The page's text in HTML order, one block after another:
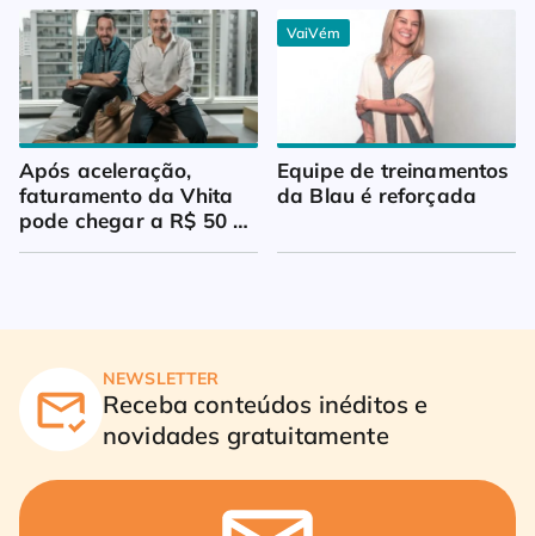
Após aceleração,
faturamento da Vhita
pode chegar a R$ 50
milhões
VaiVém
Equipe de treinamentos
da Blau é reforçada
NEWSLETTER
Receba conteúdos inéditos e
novidades gratuitamente